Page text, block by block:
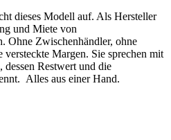
dieses Modell auf. Als Hersteller
und Miete von
Ohne Zwischenhändler, ohne
Margen. Sie sprechen mit
dessen Restwert und die
Alles aus einer Hand.